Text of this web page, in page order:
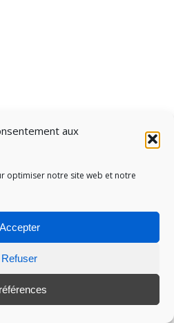
aux
optimiser notre site web et notre
Accepter
Refuser